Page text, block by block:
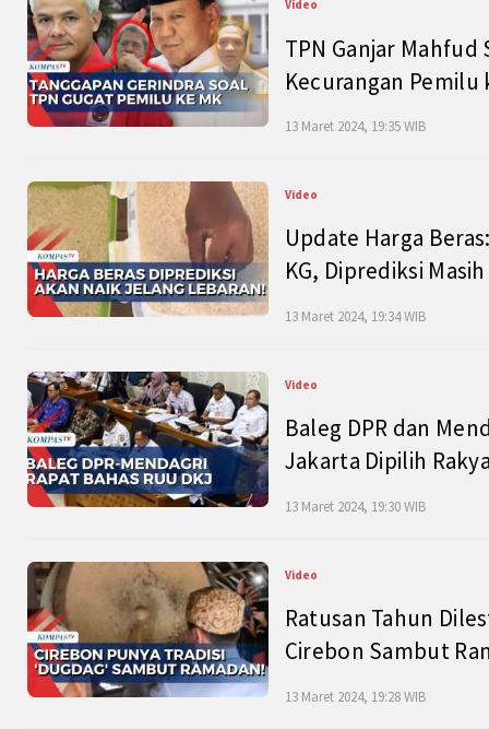
Video
TPN Ganjar Mahfud
Kecurangan Pemilu
13 Maret 2024, 19:35 WIB
Video
Update Harga
KG, Diprediksi
13 Maret 2024, 19:34 WIB
Video
Baleg DPR dan
Jakarta Dipilih
13 Maret 2024, 19:30 WIB
Video
Ratusan Tahun
Cirebon Sambut
13 Maret 2024, 19:28 WIB